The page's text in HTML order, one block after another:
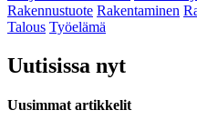
Rakennustuote Rakentaminen
Talous Työelämä
Uutisissa nyt
Uusimmat artikkelit